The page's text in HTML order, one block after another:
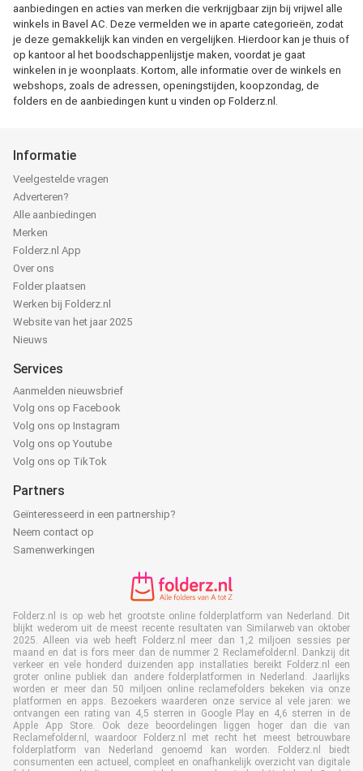
aanbiedingen en acties van merken die verkrijgbaar zijn bij vrijwel alle
winkels in Bavel AC. Deze vermelden we in aparte categorieën, zodat
je deze gemakkelijk kan vinden en vergelijken. Hierdoor kan je thuis of
op kantoor al het boodschappenlijstje maken, voordat je gaat
winkelen in je woonplaats. Kortom, alle informatie over de winkels en
webshops, zoals de adressen, openingstijden, koopzondag, de
folders en de aanbiedingen kunt u vinden op Folderz.nl.
Informatie
Veelgestelde vragen
Adverteren?
Alle aanbiedingen
Merken
Folderz.nl App
Over ons
Folder plaatsen
Werken bij Folderz.nl
Website van het jaar 2025
Nieuws
Services
Aanmelden nieuwsbrief
Volg ons op Facebook
Volg ons op Instagram
Volg ons op Youtube
Volg ons op TikTok
Partners
Geïnteresseerd in een partnership?
Neem contact op
Samenwerkingen
Folderz.nl is op web het grootste online folderplatform van Nederland. Dit
blijkt wederom uit de meest recente resultaten van Similarweb van oktober
2025. Alleen via web heeft Folderz.nl meer dan 1,2 miljoen sessies per
maand en dat is fors meer dan de nummer 2 Reclamefolder.nl. Dankzij dit
verkeer en vele honderd duizenden app installaties bereikt Folderz.nl een
groter online publiek dan andere folderplatformen in Nederland. Jaarlijks
worden er meer dan 50 miljoen online reclamefolders bekeken via onze
platformen en apps. Bezoekers waarderen onze service al vele jaren: we
ontvangen een rating van 4,5 sterren in Google Play en 4,6 sterren in de
Apple App Store. Ook deze beoordelingen liggen hoger dan die van
Reclamefolder.nl, waardoor Folderz.nl met recht het meest betrouwbare
folderplatform van Nederland genoemd kan worden. Folderz.nl biedt
consumenten een actueel, compleet en onafhankelijk overzicht van digitale